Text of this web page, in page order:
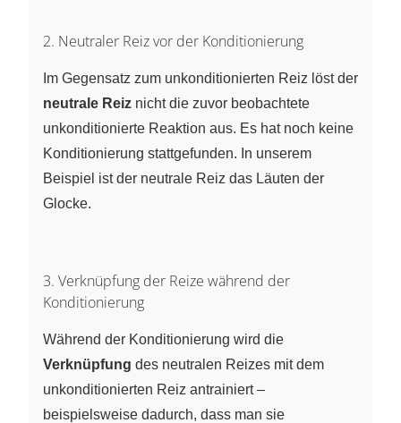
2. Neutraler Reiz vor der Konditionierung
Im Gegensatz zum unkonditionierten Reiz löst der
neutrale Reiz nicht die zuvor beobachtete
unkonditionierte Reaktion aus. Es hat noch keine
Konditionierung stattgefunden. In unserem
Beispiel ist der neutrale Reiz das Läuten der
Glocke.
3. Verknüpfung der Reize während der
Konditionierung
Während der Konditionierung wird die
Verknüpfung des neutralen Reizes mit dem
unkonditionierten Reiz antrainiert –
beispielsweise dadurch, dass man sie